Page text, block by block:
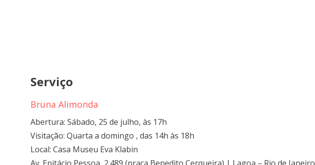
Serviço
Bruna Alimonda
Abertura: Sábado, 25 de julho, às 17h
Visitação: Quarta a domingo , das 14h às 18h
Local: Casa Museu Eva Klabin